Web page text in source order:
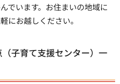
でいます。お住まいの地域に
にお越しください。
子育て支援センター）一